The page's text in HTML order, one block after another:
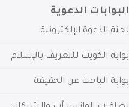
البوابات الدعوية
لجنة الدعوة الإلكترونية
بوابة الكويت للتعريف بالإسلام
بوابة الباحث عن الحقيقة